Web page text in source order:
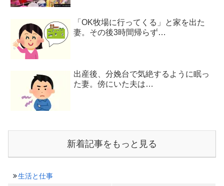
「OK牧場に行ってくる」と家を出た
妻。その後3時間帰らず…
出産後、分娩台で気絶するように眠っ
た妻。傍にいた夫は…
新着記事をもっと見る
生活と仕事